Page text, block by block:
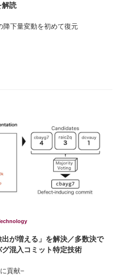
解読
降下量変動を初めて復元
が増える」を解決／多数決で
混入コミット特定技術
貢献−